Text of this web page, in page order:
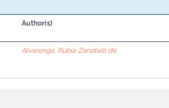
Author(s)
Alvarenga, Rúbia Zanotelli de.